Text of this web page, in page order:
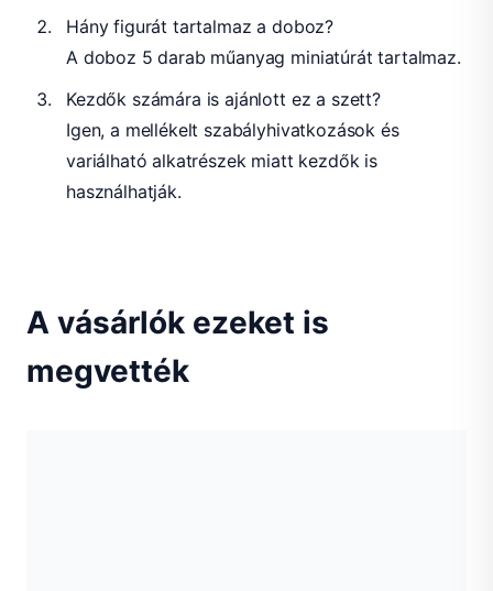
Hány figurát tartalmaz a doboz?
A doboz 5 darab műanyag miniatúrát tartalmaz.
Kezdők számára is ajánlott ez a szett?
Igen, a mellékelt szabályhivatkozások és
variálható alkatrészek miatt kezdők is
használhatják.
A vásárlók ezeket is
megvették